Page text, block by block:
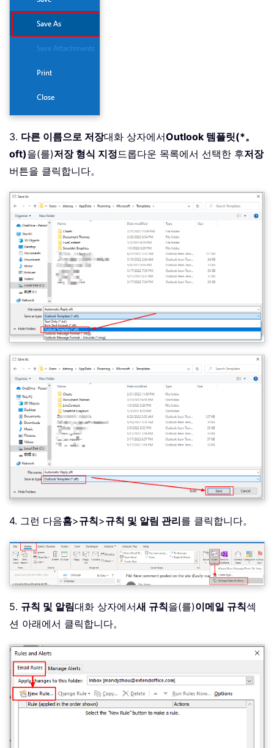
3. 다른 이름으로 저장대화 상자에서Outlook 템플릿(*。
oft)을(를)저장 형식 지정드롭다운 목록에서 선택한 후저장
버튼을 클릭합니다。
4. 그런 다음홈>규칙>규칙 및 알림 관리를 클릭합니다。
5. 규칙 및 알림대화 상자에서새 규칙을(를)이메일 규칙섹
션 아래에서 클릭합니다。